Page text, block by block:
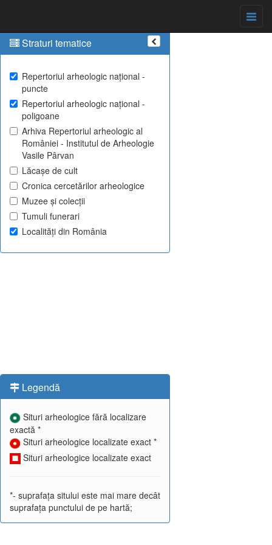
Straturi tematice
Repertoriul arheologic național -
puncte
Repertoriul arheologic național -
poligoane
Arhiva Repertoriul arheologic al
României - Institutul de Arheologie
Vasile Pârvan
Lăcașe de cult
Cronica cercetărilor arheologice
Muzee și colecții
Tumuli funerari
Localități din România
Legendă
Situri arheologice fără localizare
exactă *
Situri arheologice localizate exact *
Situri arheologice localizate exact
*- suprafața sitului este mai mare decât
suprafața punctului de pe hartă;